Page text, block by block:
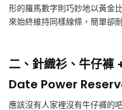
形的羅馬數字則巧妙地以黃金
來始終維持同樣線條，簡單卻
二、針織衫、牛仔
Date Power
應該沒有人家裡沒有牛仔褲的